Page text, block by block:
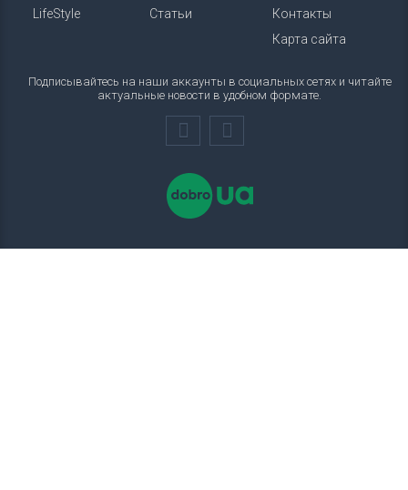
LifeStyle
Статьи
Контакты
Карта сайта
Подписывайтесь на наши аккаунты в социальных сетях и читайте
актуальные новости в удобном формате.